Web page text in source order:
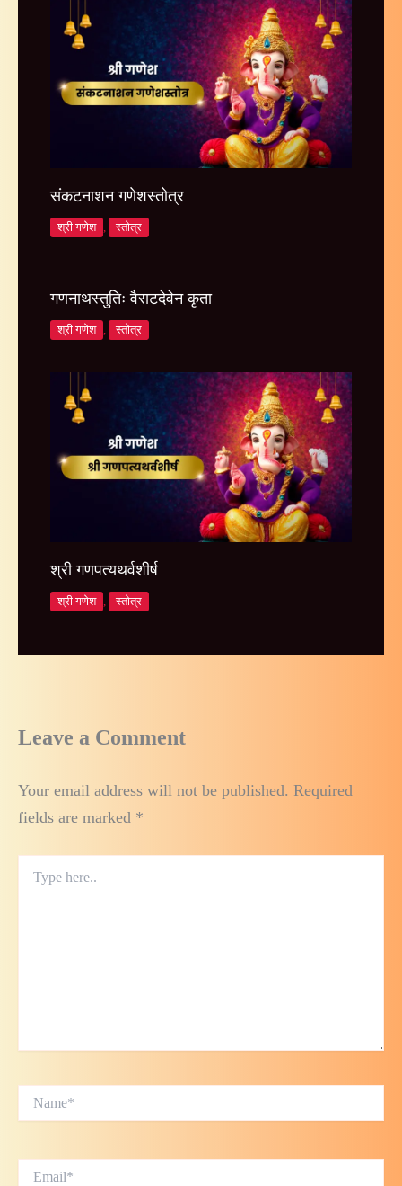
संकटनाशन गणेशस्तोत्र
श्री गणेश स्तोत्र
गणनाथस्तुतिः वैराटदेवेन कृता
श्री गणेश स्तोत्र
श्री गणपत्यथर्वशीर्ष
श्री गणेश , स्तोत्र
Leave a Comment
Your email address will not be published. Required
fields are marked *
here..